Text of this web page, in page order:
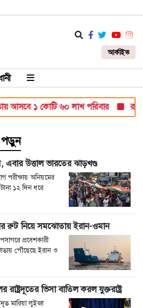
আর্কাইভ
১ কোটি ৬০ লাখ পরিবার রাষ্ট্রপতি
পড়ুন
এবার উত্তাল ভারতের ঝাড়খণ্ড
পরীক্ষায় অনিয়মের
১২ দিন ধরে
রুট নিয়ে সমঝোতায় ইরান-ওমান
প্রবেশকারী
পৌঁছেছে ইরান ও
রাষ্ট্রদূতের ভিসা বাতিল করল যুক্তরাষ্ট্র
মারিয়া লুইজা